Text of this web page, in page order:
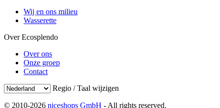
Wij en ons milieu
Wasserette
Over Ecosplendo
Over ons
Onze groep
Contact
Regio / Taal wijzigen
© 2010-2026 niceshops GmbH - All rights reserved.